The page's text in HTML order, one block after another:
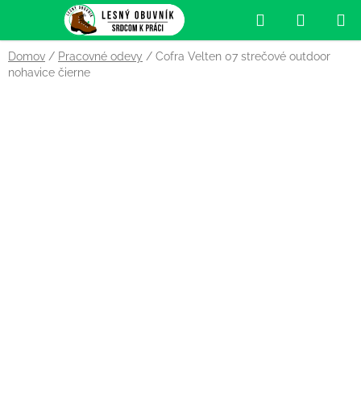
obsah
Hľadať
KOŠÍK
Domov / Pracovné odevy / Cofra Velten 07 strečové outdoor
nohavice čierne